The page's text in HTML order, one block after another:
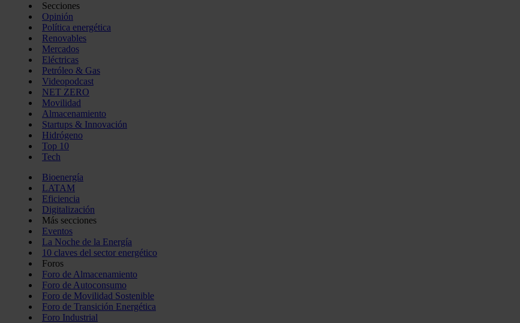
Secciones
Opinión
Política energética
Renovables
Mercados
Eléctricas
Petróleo & Gas
Videopodcast
NET ZERO
Movilidad
Almacenamiento
Startups & Innovación
Hidrógeno
Top 10
Tech
Bioenergía
LATAM
Eficiencia
Digitalización
Más secciones
Eventos
La Noche de la Energía
10 claves del sector energético
Foros
Foro de Almacenamiento
Foro de Autoconsumo
Foro de Movilidad Sostenible
Foro de Transición Energética
Foro Industrial